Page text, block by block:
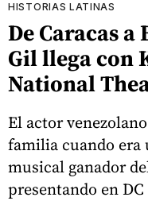
HISTORIAS LATINAS
De Caracas
Gil llega con
National
El actor
familia cuando era
musical ganador
presentando en DC